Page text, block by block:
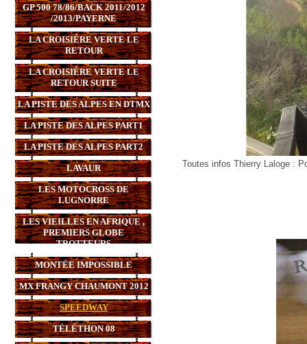
GP 500 78/86/BACK 2011/2012
/2013/PAYERNE
LA CROISIÈRE VERTE LE
RETOUR
LA CROISIÈRE VERTE LE
RETOUR SUITE
LA PISTE DES ALPES EN DTMX
LA PISTE DES ALPES PART1
LA PISTE DES ALPES PART2
LAVAUR
LES MOTOCROSS DE
LUGNORRE
LES VIEILLES EN AFRIQUE ,
PREMIERS GLOBE
TROTTEURS
MONTÉE IMPOSSIBLE
MX FRANGY CHAUMONT 2012
SPEEDWAY
TÉLÉTHON 08
Toutes infos Thierry Laloge :